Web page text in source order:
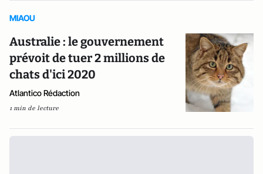
MIAOU
Australie : le gouvernement
prévoit de tuer 2 millions de
chats d'ici 2020
Atlantico Rédaction
1 min de lecture